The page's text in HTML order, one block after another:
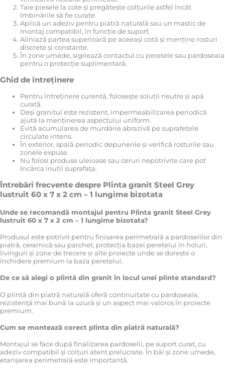
Taie piesele la cote și pregătește colțurile astfel încât
îmbinările să fie curate.
Aplică un adeziv pentru piatră naturală sau un mastic de
montaj compatibil, în funcție de suport.
Aliniază partea superioară pe aceeași cotă și menține rosturi
discrete și constante.
În zone umede, sigilează contactul cu peretele sau pardoseala
pentru o protecție suplimentară.
Ghid de întreținere
Pentru întreținere curentă, folosește soluții neutre și apă
curată.
Deși granitul este rezistent, impermeabilizarea periodică
ajută la menținerea aspectului uniform.
Evită acumularea de murdărie abrazivă pe suprafețele
circulate intens.
În exterior, spală periodic depunerile și verifică rosturile sau
zonele expuse.
Nu folosi produse uleioase sau ceruri nepotrivite care pot
încărca inutil suprafața.
Întrebări frecvente despre Plinta granit Steel Grey
lustruit 60 x 7 x 2 cm – 1 lungime bizotata
Unde se recomandă montajul pentru Plinta granit Steel Grey
lustruit 60 x 7 x 2 cm – 1 lungime bizotata?
Produsul este potrivit pentru finisarea perimetrală a pardoselilor din
piatră, ceramică sau parchet, protecția bazei peretelui în holuri,
livinguri și zone de trecere și alte proiecte unde se dorește o
închidere premium la baza peretelui.
De ce să alegi o plintă din granit în locul unei plinte standard?
O plintă din piatră naturală oferă continuitate cu pardoseala,
rezistență mai bună la uzură și un aspect mai valoros în proiecte
premium.
Cum se montează corect plinta din piatră naturală?
Montajul se face după finalizarea pardoselii, pe suport curat, cu
adeziv compatibil și colțuri atent prelucrate. În băi și zone umede,
etanșarea perimetrală este importantă.